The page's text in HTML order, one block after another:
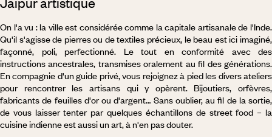
On l'a vu : la ville est considérée comme la capitale artisanale de l'Inde.
Qu'il s'agisse de pierres ou de textiles précieux, le beau est ici imaginé,
façonné, poli, perfectionné. Le tout en conformité avec des
instructions ancestrales, transmises oralement au fil des générations.
En compagnie d'un guide privé, vous rejoignez à pied les divers ateliers
pour rencontrer les artisans qui y opèrent. Bijoutiers, orfèvres,
fabricants de feuilles d'or ou d'argent… Sans oublier, au fil de la sortie,
de vous laisser tenter par quelques échantillons de street food – la
cuisine indienne est aussi un art, à n'en pas douter.